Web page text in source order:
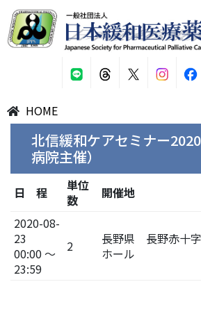
HOME
北信緩和ケアセミナー
病院主催）
日 程
単位
数
開催地
2020-08-
23
00:00 ～
23:59
2
長野県 長野赤十
ホール